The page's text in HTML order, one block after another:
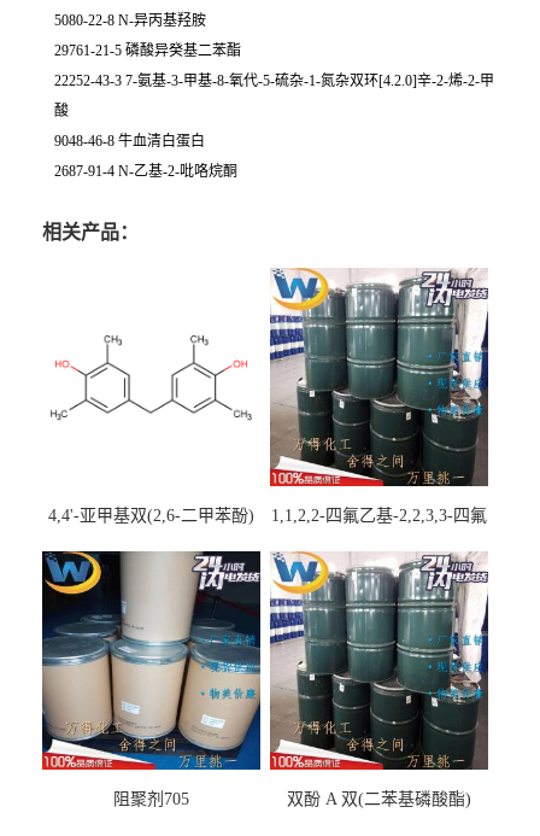
5080-22-8 N-异丙基羟胺
29761-21-5 磷酸异癸基二苯酯
22252-43-3 7-氨基-3-甲基-8-氧代-5-硫杂-1-氮杂双环[4.2.0]辛-2-烯-2-甲
酸
9048-46-8 牛血清白蛋白
2687-91-4 N-乙基-2-吡咯烷酮
相关产品：
4,4'-亚甲基双(2,6-二甲苯酚)
1,1,2,2-四氟乙基-2,2,3,3-四氟
阻聚剂705 双酚 A 双(二苯基磷酸酯)